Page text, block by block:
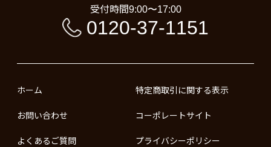
受付時間9:00〜17:00
0120-37-1151
ホーム
お問い合わせ
よくあるご質問
特定商取引に関する表示
コーポレートサイト
プライバシーポリシー